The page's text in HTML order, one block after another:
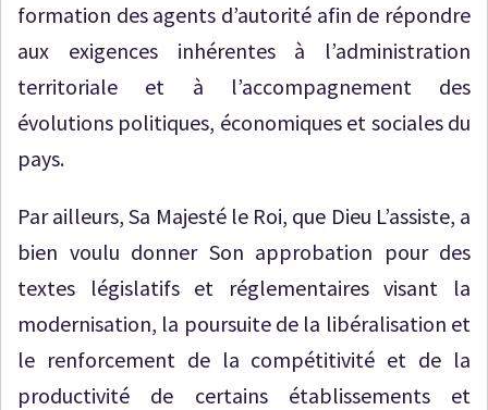
formation des agents d’autorité afin de répondre
aux exigences inhérentes à l’administration
territoriale et à l’accompagnement des
évolutions politiques, économiques et sociales du
pays.
Par ailleurs, Sa Majesté le Roi, que Dieu L’assiste, a
bien voulu donner Son approbation pour des
textes législatifs et réglementaires visant la
modernisation, la poursuite de la libéralisation et
le renforcement de la compétitivité et de la
productivité de certains établissements et